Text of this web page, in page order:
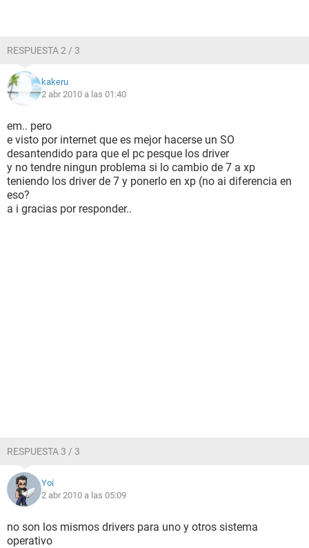
RESPUESTA 2 / 3
kakeru
2 abr 2010 a las 01:40
em.. pero
e visto por internet que es mejor hacerse un SO
desantendido para que el pc pesque los driver
y no tendre ningun problema si lo cambio de 7 a xp
teniendo los driver de 7 y ponerlo en xp (no ai diferencia en
eso?
a i gracias por responder..
RESPUESTA 3 / 3
Yoi
2 abr 2010 a las 05:09
no son los mismos drivers para uno y otros sistema
operativo